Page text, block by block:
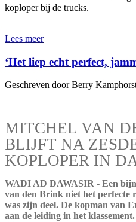
koploper bij de trucks.
Lees meer
‘Het liep echt perfect,
Geschreven door Berry
MITCHEL VAN
BLIJFT NA
KOPLOPER IN
WADI AD DAWASIR - Een
van den Brink niet het perfecte
was zijn deel. De kopman van
aan de leiding in het klassement.